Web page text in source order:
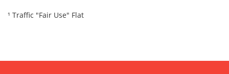
¹ Traffic "Fair Use" Flat